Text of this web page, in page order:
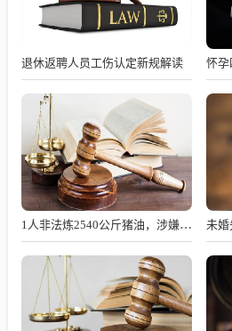
退休返聘人员工伤认定新规解读 怀孕
1人非法炼2540公斤猪油，涉嫌何罪？